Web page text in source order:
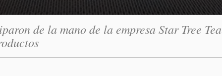
de la mano de la empresa Star Tree Tea